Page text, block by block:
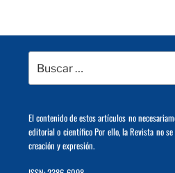
Buscar
por:
El contenido de estos artículos no
editorial o científico Por ello, la Revista no
creación y expresión.